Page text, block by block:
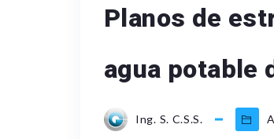
Planos de
agua potable
Ing. S. C.S.S.